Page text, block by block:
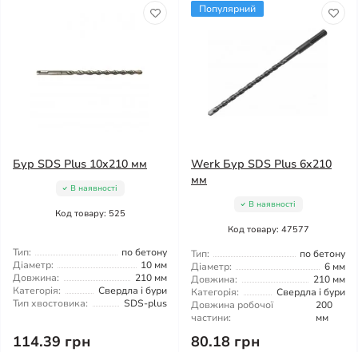
Бур SDS Plus 10x210 мм
В наявності
Код товару: 525
Тип:
по бетону
Діаметр:
10 мм
Довжина:
210 мм
Категорія:
Свердла і бури
Тип хвостовика:
SDS-plus
114.39 грн
Популярний
Werk Бур SDS Plus 6x210
мм
В наявності
Код товару: 47577
Тип:
по бетону
Діаметр:
6 мм
Довжина:
210 мм
Категорія:
Свердла і бури
Довжина робочої
частини:
200
мм
80.18 грн